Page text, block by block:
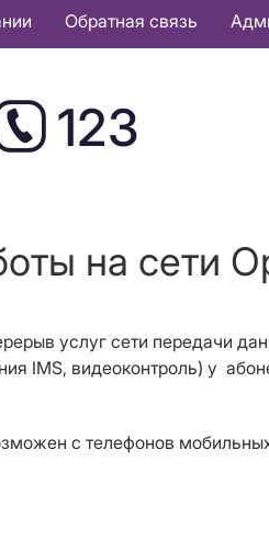
Обратная связь
123
на сети
услуг сети передачи
IMS, видеоконтроль) у
с телефонов